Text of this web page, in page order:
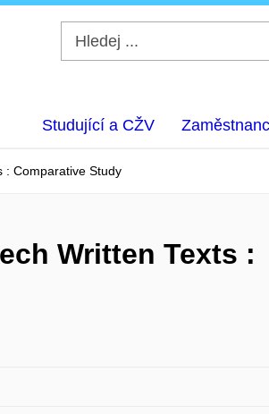
Studující a CŽV
: Comparative Study
Written Texts :